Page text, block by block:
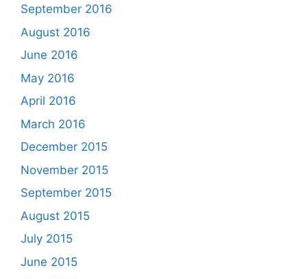
September 2016
August 2016
June 2016
May 2016
April 2016
March 2016
December 2015
November 2015
September 2015
August 2015
July 2015
June 2015